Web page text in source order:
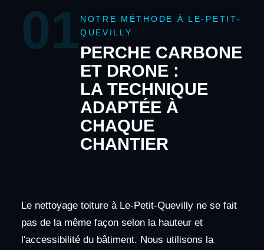
01 NOTRE MÉTHODE À LE-PETIT-
QUEVILLY
PERCHE CARBONE
ET DRONE :
LA TECHNIQUE
ADAPTÉE À
CHAQUE
CHANTIER
Le nettoyage toiture à Le-Petit-Quevilly ne se fait
pas de la même façon selon la hauteur et
l'accessibilité du bâtiment. Nous utilisons la